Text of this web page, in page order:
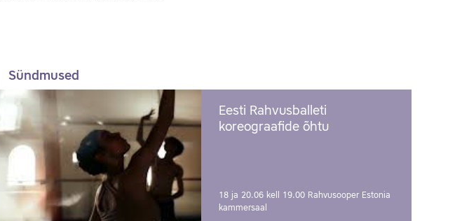
Sündmused
Eesti Rahvusballeti
koreograafide õhtu
18 ja 20.06 kell 19.00 Rahvusooper Estonia
kammersaal